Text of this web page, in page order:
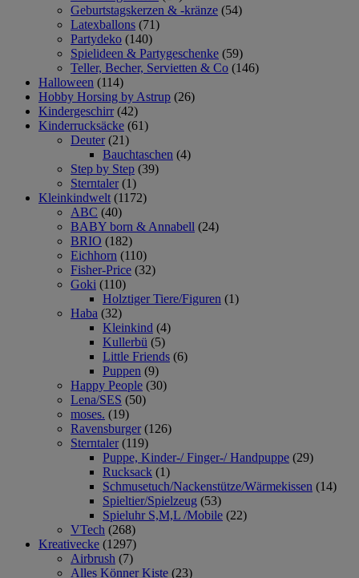
Geburtstagskerzen & -kränze (54)
Latexballons (71)
Partydeko (140)
Spielideen & Partygeschenke (59)
Teller, Becher, Servietten & Co (146)
Halloween (114)
Hobby Horsing by Astrup (26)
Kindergeschirr (42)
Kinderrucksäcke (61)
Deuter (21)
Bauchtaschen (4)
Step by Step (39)
Sterntaler (1)
Kleinkindwelt (1172)
ABC (40)
BABY born & Annabell (24)
BRIO (182)
Eichhorn (110)
Fisher-Price (32)
Goki (110)
Holztiger Tiere/Figuren (1)
Haba (32)
Kleinkind (4)
Kullerbü (5)
Little Friends (6)
Puppen (9)
Happy People (30)
Lena/SES (50)
moses. (19)
Ravensburger (126)
Sterntaler (119)
Puppe, Kinder-/ Finger-/ Handpuppe (29)
Rucksack (1)
Schmusetuch/Nackenstütze/Wärmekissen (14)
Spieltier/Spielzeug (53)
Spieluhr S,M,L /Mobile (22)
VTech (268)
Kreativecke (1297)
Airbrush (7)
Alles Könner Kiste (23)